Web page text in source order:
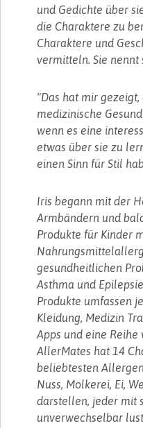
und Gedichte über
die Charaktere zu
Charaktere und
vermitteln. Sie nennt
"Das hat mir gezeigt,
medizinische
wenn es eine
etwas über sie zu
einen Sinn für Stil
Iris begann mit der
Armbändern und
Produkte für Kinder
gesundheitlichen
Asthma und
Produkte umfassen
Kleidung, Medizin
Apps und eine Reihe
AllerMates hat 14
beliebtesten
Nuss, Molkerei, Ei,
darstellen, jeder mit
unverwechselbar